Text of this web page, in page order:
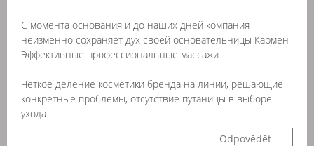
С момента основания и до наших дней компания
неизменно сохраняет дух своей основательницы Кармен
Эффективные профессиональные массажи
Четкое деление косметики бренда на линии, решающие
конкретные проблемы, отсутствие путаницы в выборе
ухода
Odpovědět